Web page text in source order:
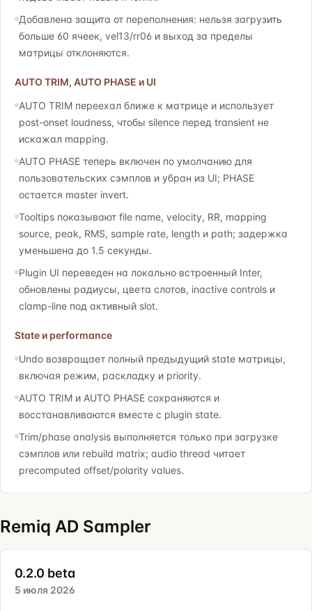
Добавлена защита от переполнения: нельзя загрузить
больше 60 ячеек, vel13/rr06 и выход за пределы
матрицы отклоняются.
AUTO TRIM, AUTO PHASE и UI
AUTO TRIM переехал ближе к матрице и использует
post-onset loudness, чтобы silence перед transient не
искажал mapping.
AUTO PHASE теперь включен по умолчанию для
пользовательских сэмплов и убран из UI; PHASE
остается master invert.
Tooltips показывают file name, velocity, RR, mapping
source, peak, RMS, sample rate, length и path; задержка
уменьшена до 1.5 секунды.
Plugin UI переведен на локально встроенный Inter,
обновлены радиусы, цвета слотов, inactive controls и
clamp-line под активный slot.
State и performance
Undo возвращает полный предыдущий state матрицы,
включая режим, раскладку и priority.
AUTO TRIM и AUTO PHASE сохраняются и
восстанавливаются вместе с plugin state.
Trim/phase analysis выполняется только при загрузке
сэмплов или rebuild matrix; audio thread читает
precomputed offset/polarity values.
Remiq AD Sampler
0.2.0 beta
5 июля 2026